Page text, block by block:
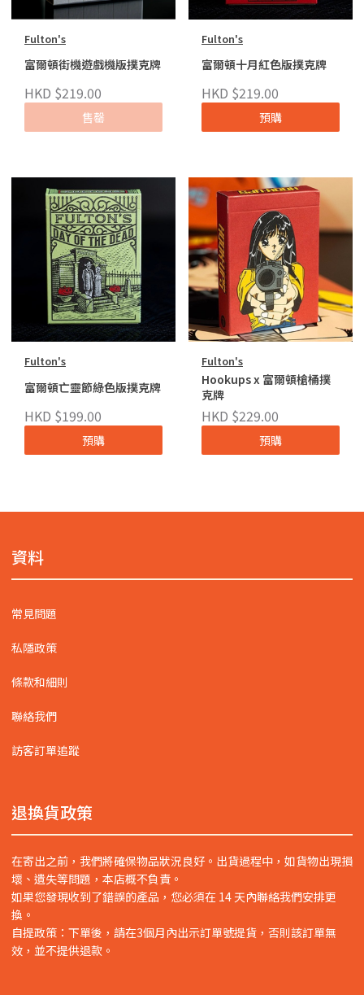
Fulton's
富爾頓街機遊戲機版撲克牌
HKD $219.00
售罄
Fulton's
富爾頓十月紅色版撲克牌
HKD $219.00
預購
Fulton's
富爾頓亡靈節綠色版撲克牌
HKD $199.00
預購
Fulton's
Hookups x 富爾頓槍桶撲
克牌
HKD $229.00
預購
資料
常見問題
私隱政策
條款和細則
聯絡我們
訪客訂單追蹤
退換貨政策
在寄出之前，我們將確保物品狀況良好。出貨過程中，如貨物出現損
壞、遺失等問題，本店概不負責。
如果您發現收到了錯誤的產品，您必須在 14 天內聯絡我們安排更
換。
自提政策：下單後，請在3個月內出示訂單號提貨，否則該訂單無
效，並不提供退款。